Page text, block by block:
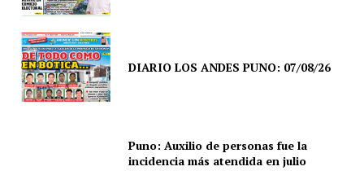
DIARIO LOS ANDES PUNO: 07/08/26
Puno: Auxilio de personas fue la
incidencia más atendida en julio